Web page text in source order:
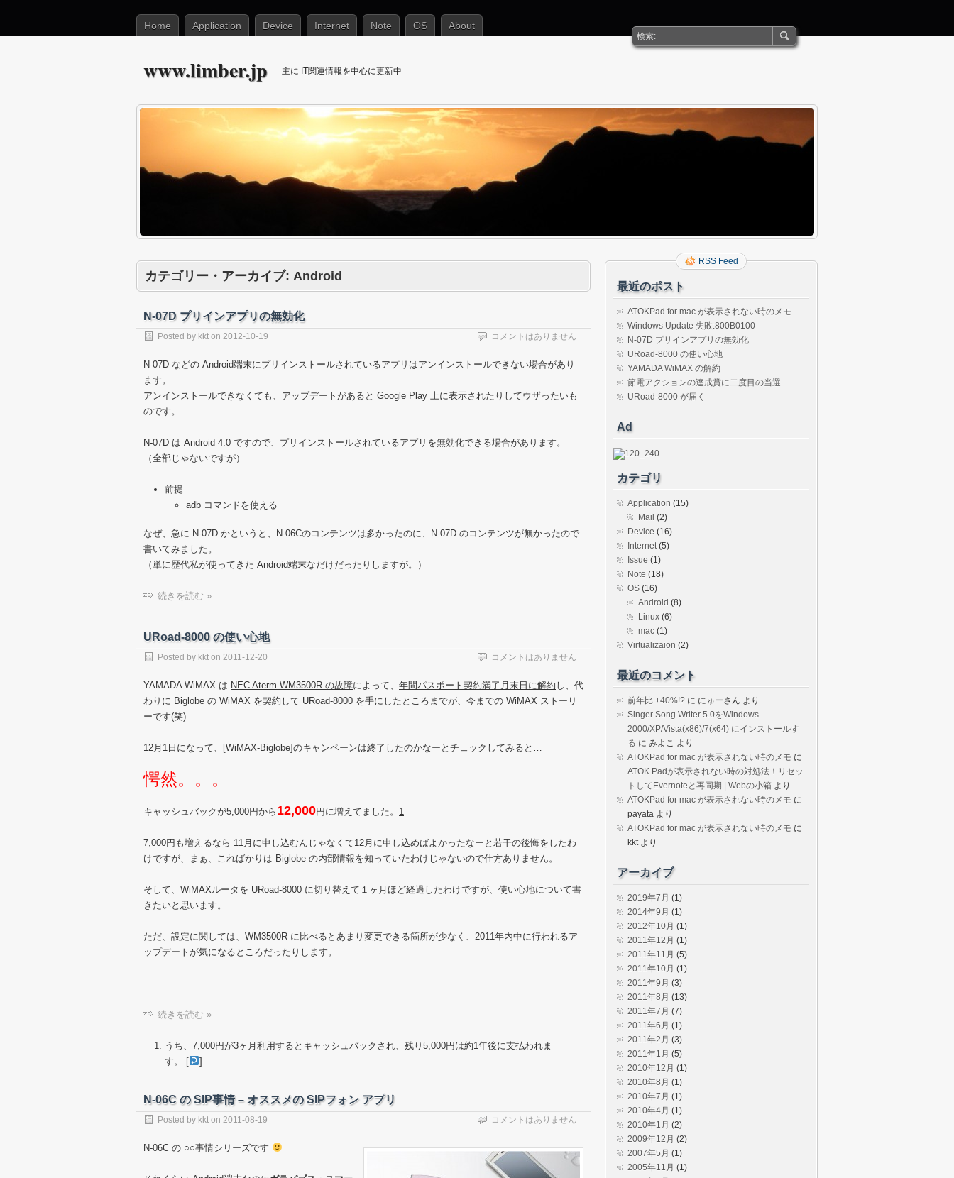
Home Application Device Internet Note OS About
www.limber.jp 主に IT関連情報を中心に更新中
カテゴリー・アーカイブ: Android
N-07D プリインアプリの無効化
Posted by kkt on 2012-10-19 コメントはありません
N-07D などの Android端末にプリインストールされているアプリはアンインストールできない場合があり
ます。
アンインストールできなくても、アップデートがあると Google Play 上に表示されたりしてウザったいも
のです。
N-07D は Android 4.0 ですので、プリインストールされているアプリを無効化できる場合があります。
（全部じゃないですが）
前提
adb コマンドを使える
なぜ、急に N-07D かというと、N-06Cのコンテンツは多かったのに、N-07D のコンテンツが無かったので
書いてみました。
（単に歴代私が使ってきた Android端末なだけだったりしますが。）
続きを読む »
URoad-8000 の使い心地
Posted by kkt on 2011-12-20 コメントはありません
YAMADA WiMAX は NEC Aterm WM3500R の故障によって、 年間パスポート契約満了月末日に解約 し、代
わりに Biglobe の WiMAX を契約して URoad-8000 を手にした ところまでが、今までの WiMAX ストーリ
ーです(笑)
12月1日になって、[WiMAX-Biglobe]のキャンペーンは終了したのかなーとチェックしてみると…
愕然。。。
キャッシュバックが5,000円から 12,000円に増えてました。 1
7,000円も増えるなら 11月に申し込むんじゃなくて12月に申し込めばよかったなーと若干の後悔をしたわ
けですが、まぁ、こればかりは Biglobe の内部情報を知っていたわけじゃないので仕方ありません。
そして、WiMAXルータを URoad-8000 に切り替えて１ヶ月ほど経過したわけですが、使い心地について書
きたいと思います。
ただ、設定に関しては、WM3500R に比べるとあまり変更できる箇所が少なく、2011年内中に行われるア
ップデートが気になるところだったりします。
続きを読む »
うち、7,000円が3ヶ月利用するとキャッシュバックされ、残り5,000円は約1年後に支払われま
す。 [
]
N-06C の SIP事情 – オススメの SIPフォン アプリ
Posted by kkt on 2011-08-19 コメントはありません
N-06C の ○○事情シリーズです
RSS Feed
最近のポスト
ATOKPad for mac が表示されない時のメモ
Windows Update 失敗:800B0100
N-07D プリインアプリの無効化
URoad-8000 の使い心地
YAMADA WiMAX の解約
節電アクションの達成賞に二度目の当選
URoad-8000 が届く
Ad
カテゴリ
Application (15)
Mail (2)
Device (16)
Internet(5)
Issue (1)
Note (18)
OS (16)
Android (8)
Linux (6)
mac (1)
Virtualizaion (2)
最近のコメント
前年比 +40%!? に にゅーさん より
Singer Song Writer 5.0をWindows
2000/XP/Vista(x86)/7(x64) にインストールす
る に みよこ より
ATOKPad for mac が表示されない時のメモ に
ATOK Padが表示されない時の対処法！リセッ
トしてEvernoteと再同期 | Webの小箱 より
ATOKPad for mac が表示されない時のメモ に
payata より
ATOKPad for mac が表示されない時のメモ に
kktより
アーカイブ
2019年7月 (1)
2014年9月 (1)
2012年10月 (1)
2011年12月 (1)
2011年11月 (5)
2011年10月 (1)
2011年9月 (3)
2011年8月 (13)
2011年7月 (7)
2011年6月 (1)
2011年2月 (3)
2011年1月 (5)
2010年12月 (1)
2010年8月 (1)
2010年7月 (1)
2010年4月 (1)
2010年1月 (2)
2009年12月 (2)
2007年5月 (1)
2005年11月 (1)